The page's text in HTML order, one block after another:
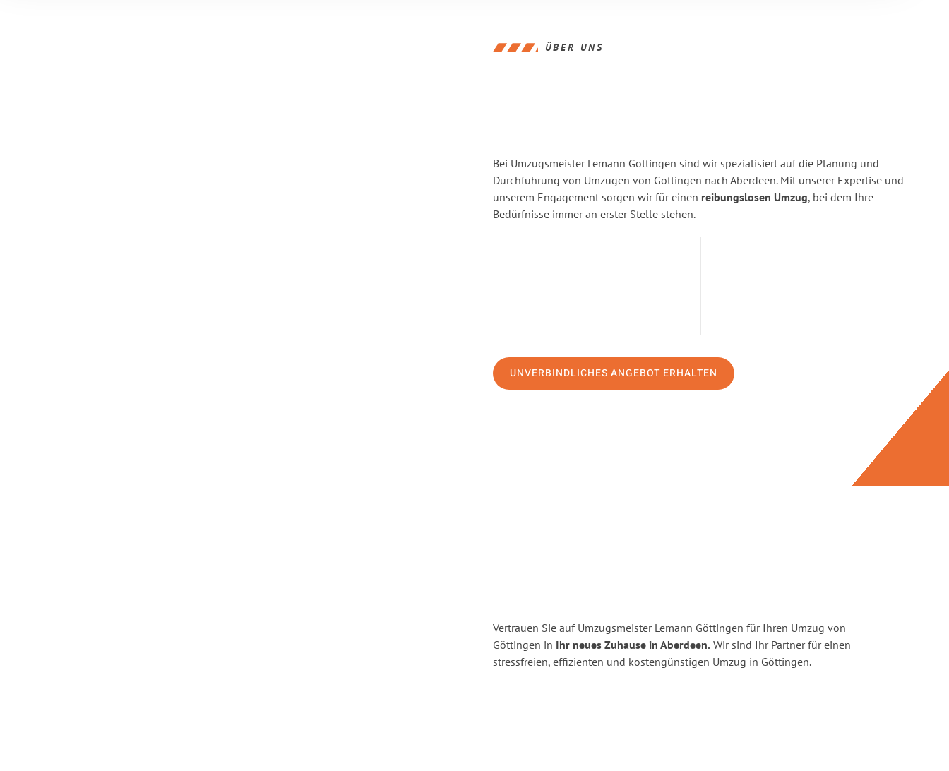
ÜBER UNS
Bei Umzugsmeister Lemann Göttingen sind wir spezialisiert auf die Planung und
Durchführung von Umzügen von Göttingen nach Aberdeen. Mit unserer Expertise und
unserem Engagement sorgen wir für einen reibungslosen Umzug, bei dem Ihre
Bedürfnisse immer an erster Stelle stehen.
UNVERBINDLICHES ANGEBOT ERHALTEN
Vertrauen Sie auf Umzugsmeister Lemann Göttingen für Ihren Umzug von
Göttingen in Ihr neues Zuhause in Aberdeen. Wir sind Ihr Partner für einen
stressfreien, effizienten und kostengünstigen Umzug in Göttingen.